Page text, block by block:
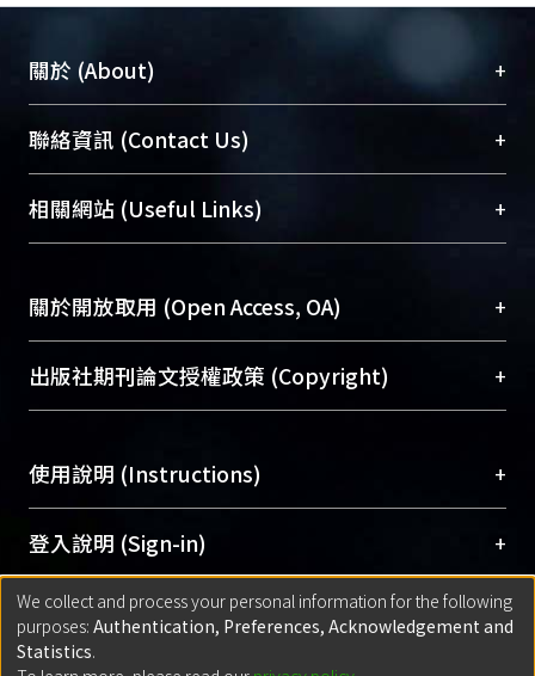
關於 (About) +
臺大位居世界頂尖大學之列，為永久珍藏及向國際
展現本校豐碩的研究成果及學術能量，圖書館整合
機構典藏（NTUR）與學術庫（AH）不同功能平
台，成為臺大學術典藏NTU scholars。期能整合研
成果。
To permanently archive and promote researcher
profiles and scholarly works, Library integrates the
services of “NTU Repository” with “Academic
聯絡資訊 (Contact Us) +
總館學科館員(Main Library)
醫學圖書館學科館員(Medical Library)
Sciences Library)
相關網站 (Useful Links) +
關於開放取用 (Open Access, OA) +
開放取用是從使用者角度提升資訊取用性的社會運
動，應用在學術研究上是透過將研究著作公開供使
用逐年攀升。同時可加速研究發展、提升研究影響
Archive）平台。 （點選深入了解OA）
出版社期刊論文授權政策 (Copyright) +
含部分內容的版權非匯入者所有，或由第三方贊
助與合作完成，請確認該版權所有者及第三方同
意提供此授權。
Please represent that the submission is your
original work, and that you have the right to
grant the rights to upload.
使用說明 (Instructions) +
網站簡介(Quickstart Guide)
使用手冊(Instruction Manual)
線上預約服務(Booking Service)
登入說明 (Sign-in) +
方案一：臺灣大學計算機中心帳號登入
(With C&INC Email Account)
匯入著作 (Submission) +
We collect and process your personal information for the following
purposes: Authentication, Preferences, Acknowledgement and
Statistics.